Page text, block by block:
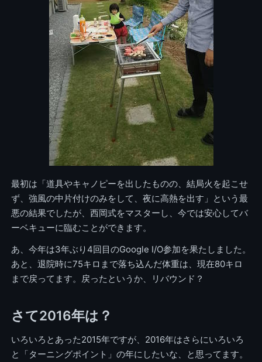
最初は「道具やキャノピーを出したものの、結局火を起こせ
ず、強風の中片付けのみをして、夜に高熱を出す」という最
悪の結果でしたが、西岡式をマスターし、今では安心してバ
ーベキューに臨むことができます。
あ、今年は3年ぶり4回目のGoogle I/O参加を果たしました。
あと、退院時に75キロまで落ち込んだ体重は、現在80キロ
まで戻ってます。戻ったというか、リバウンド？
さて2016年は？
いろいろとあった2015年ですが、2016年はさらにいろいろ
と「ターニングポイント」の年にしたいな、と思ってます。